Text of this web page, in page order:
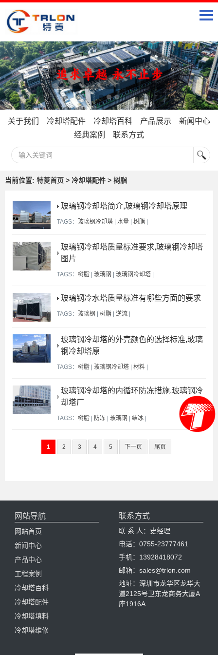
关于我们 冷却塔配件 冷却塔百科 产品展示
新闻中心
经典案例
联系方式
当前位置: 特菱首页 > 冷却塔配件 > 树脂
玻璃钢冷却塔简介,玻璃钢冷却塔原理
TAGS： 玻璃钢冷却塔 | 水量 | 树脂 |
玻璃钢冷却塔质量标准要求,玻璃钢冷却塔
图片
TAGS： 树脂 玻璃钢 玻璃钢冷却塔
玻璃钢冷水塔质量标准有哪些方面的要求
TAGS： 玻璃钢 树脂 逆流
玻璃钢冷却塔的外壳颜色的选择标准,玻璃
钢冷却塔原
TAGS： 树脂 | 玻璃钢冷却塔 | 材料 |
玻璃钢冷却塔的内循环防冻措施,玻璃钢冷
却塔厂
TAGS： 树脂 | 防冻 | 玻璃钢 | 结冰 |
1 2 3 4 5 下一页 尾页
网站导航
网站首页
新闻中心
产品中心
工程案例
冷却塔百科
冷却塔配件
冷却塔填料
冷却塔维修
联系方式
联 系 人：史经理
电话：0755-23777461
手机：13928418072
邮箱：sales@trlon.com
地址：深圳市龙华区龙华大
道2125号卫东龙商务大厦A
座1916A